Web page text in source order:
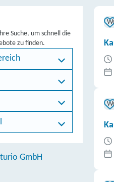
Suche, um schnell die
zu finden.
GmbH